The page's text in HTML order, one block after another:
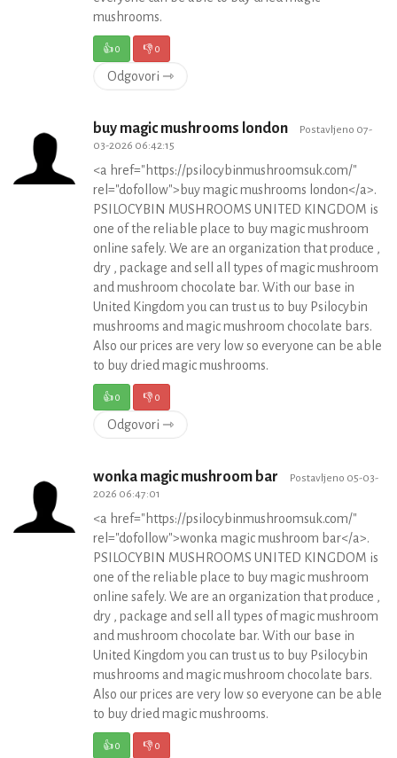
mushrooms.
👍0 👎0
Odgovori ⇾
buy magic mushrooms london
Postavljeno 07-
03-2026 06:42:15
<a href="https://psilocybinmushroomsuk.com/"
rel="dofollow">buy magic mushrooms london</a>.
PSILOCYBIN MUSHROOMS UNITED KINGDOM is
one of the reliable place to buy magic mushroom
online safely. We are an organization that produce ,
dry , package and sell all types of magic mushroom
and mushroom chocolate bar. With our base in
United Kingdom you can trust us to buy Psilocybin
mushrooms and magic mushroom chocolate bars.
Also our prices are very low so everyone can be able
to buy dried magic mushrooms.
👍0 👎0
Odgovori ⇾
wonka magic mushroom bar
Postavljeno 05-03-
2026 06:47:01
<a href="https://psilocybinmushroomsuk.com/"
rel="dofollow">wonka magic mushroom bar</a>.
PSILOCYBIN MUSHROOMS UNITED KINGDOM is
one of the reliable place to buy magic mushroom
online safely. We are an organization that produce ,
dry , package and sell all types of magic mushroom
and mushroom chocolate bar. With our base in
United Kingdom you can trust us to buy Psilocybin
mushrooms and magic mushroom chocolate bars.
Also our prices are very low so everyone can be able
to buy dried magic mushrooms.
👍0 👎0